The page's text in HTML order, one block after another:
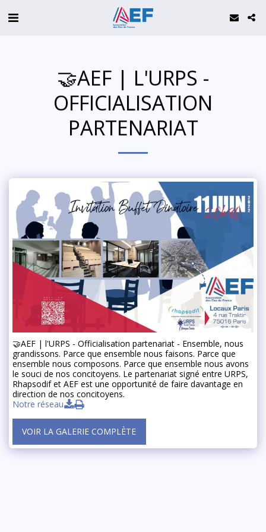
🤝AEF | L'URPS -
OFFICIALISATION
PARTENARIAT
🤝AEF | l'URPS - Officialisation partenariat - Ensemble, nous
grandissons. Parce que ensemble nous faisons. Parce que
ensemble nous composons. Parce que ensemble nous avons
le souci de nos concitoyens. Le partenariat signé entre URPS,
Rhapsodif et AEF est une opportunité de faire davantage en
direction de nos concitoyens.
Notre réseau
VOIR LA GALERIE COMPLÈTE